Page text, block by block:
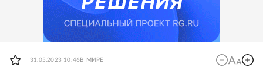
31.05.2023 10:46 В МИРЕ